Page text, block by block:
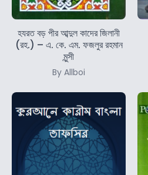
হযরত বড় পীর আব্দুল কাদের জিলানী
(রহ.) – এ. কে. এম. ফজলুর রহমান
মুন্সী
By Allboi